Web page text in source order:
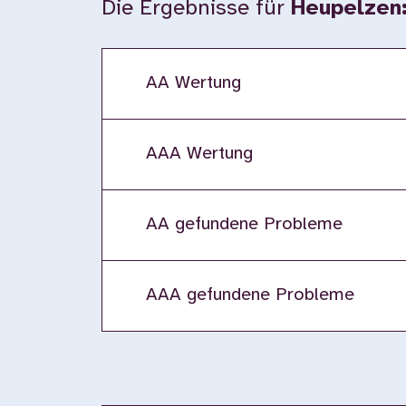
Die Ergebnisse für
AA Wertung
AAA Wertung
AA gefundene Probleme
AAA gefundene Probleme